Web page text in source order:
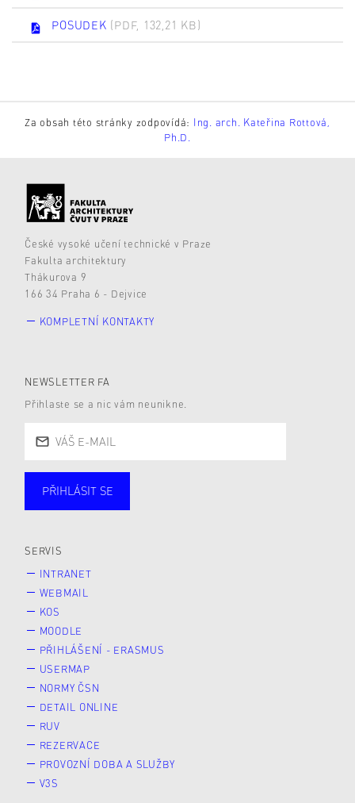
POSUDEK (PDF, 132,21 KB)
Za obsah této stránky zodpovídá: Ing. arch. Kateřina Rottová,
Ph.D.
České vysoké učení technické v Praze
Fakulta architektury
Thákurova 9
166 34 Praha 6 - Dejvice
KOMPLETNÍ KONTAKTY
NEWSLETTER FA
Přihlaste se a nic vám neunikne.
PŘIHLÁSIT SE
SERVIS
INTRANET
WEBMAIL
KOS
MOODLE
PŘIHLÁŠENÍ - ERASMUS
USERMAP
NORMY ČSN
DETAIL ONLINE
RUV
REZERVACE
PROVOZNÍ DOBA A SLUŽBY
V3S